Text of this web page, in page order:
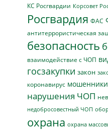
КС Росгвардии Корсовет
Росгвардия ФАС
антитеррористическая
безопасность
взаимодействие с ЧОП
госзакупки закон
коронавирус мошенники
нарушения ЧОП
недобросовестный ЧОП
охрана охрана